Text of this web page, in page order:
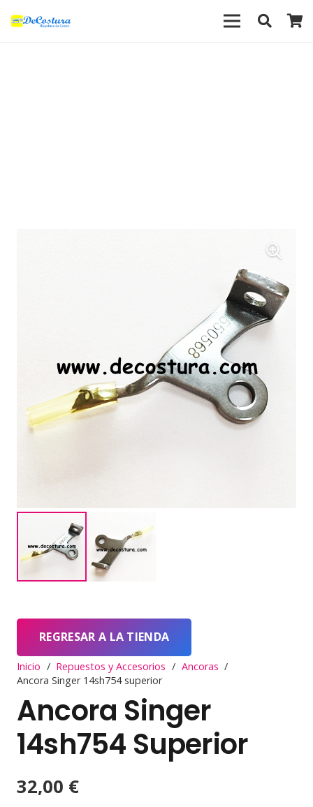
REGRESAR A LA TIENDA
Inicio / Repuestos y Accesorios / Ancoras /
Ancora Singer 14sh754 superior
Ancora Singer
14sh754 Superior
32,00 €